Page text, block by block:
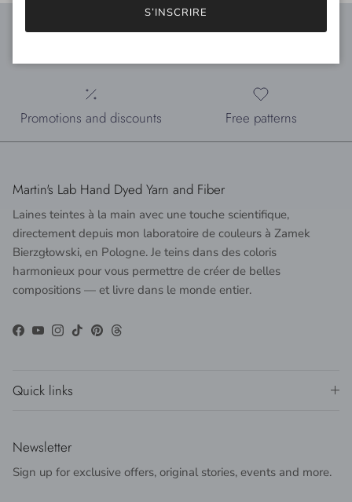
Promotions and discounts Free patterns
Martin's Lab Hand Dyed Yarn and Fiber
Laines teintes à la main avec une touche scientifique,
directement depuis mon laboratoire de couleurs à Zamek
Bierzgłowski, en Pologne. Je teins dans des coloris
harmonieux pour vous permettre de créer de belles
compositions — et livre dans le monde entier.
Facebook
YouTube
Instagram
TikTokPinterest
Threads
Quick links
Newsletter
Sign up for exclusive offers, original stories, events and more.
S’INSCRIRE